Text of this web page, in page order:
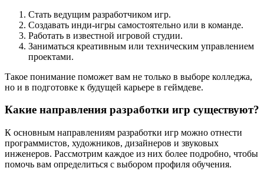
Стать ведущим разработчиком игр.
Создавать инди-игры самостоятельно или в команде.
Работать в известной игровой студии.
Заниматься креативным или техническим управлением
проектами.
Такое понимание поможет вам не только в выборе колледжа,
но и в подготовке к будущей карьере в геймдеве.
Какие направления разработки игр существуют?
К основным направлениям разработки игр можно отнести
программистов, художников, дизайнеров и звуковых
инженеров. Рассмотрим каждое из них более подробно, чтобы
помочь вам определиться с выбором профиля обучения.